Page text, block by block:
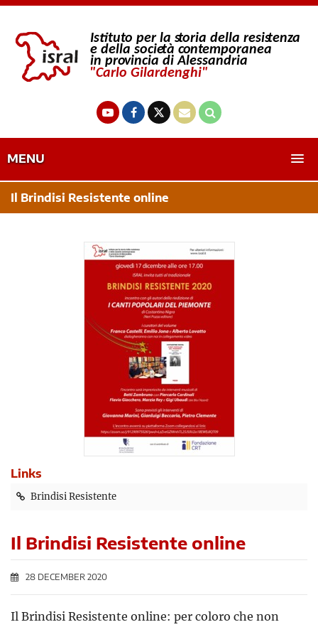
MENU
Il Brindisi Resistente online
Links
Brindisi Resistente
Il Brindisi Resistente online
28 DECEMBER 2020
Il Brindisi Resistente online: per coloro che non